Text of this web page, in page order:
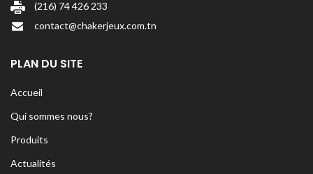
(216) 74 426 233
contact@chakerjeux.com.tn
PLAN DU SITE
Accueil
Qui sommes nous?
Produits
Actualités